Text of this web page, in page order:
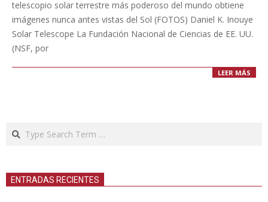
telescopio solar terrestre más poderoso del mundo obtiene
imágenes nunca antes vistas del Sol (FOTOS) Daniel K. Inouye
Solar Telescope La Fundación Nacional de Ciencias de EE. UU.
(NSF, por
LEER MÁS
Search
ENTRADAS RECIENTES